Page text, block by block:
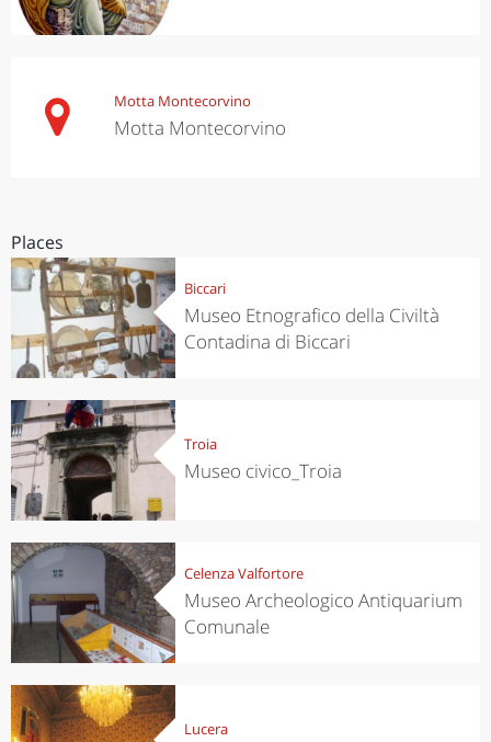
Motta Montecorvino
Motta Montecorvino
Places
Biccari
Museo Etnografico della Civiltà
Contadina di Biccari
Troia
Museo civico_Troia
Celenza Valfortore
Museo Archeologico Antiquarium
Comunale
Lucera